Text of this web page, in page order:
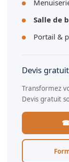
Salle de
Portail &
Devis gratuit
Transformez
Devis gratuit
☎